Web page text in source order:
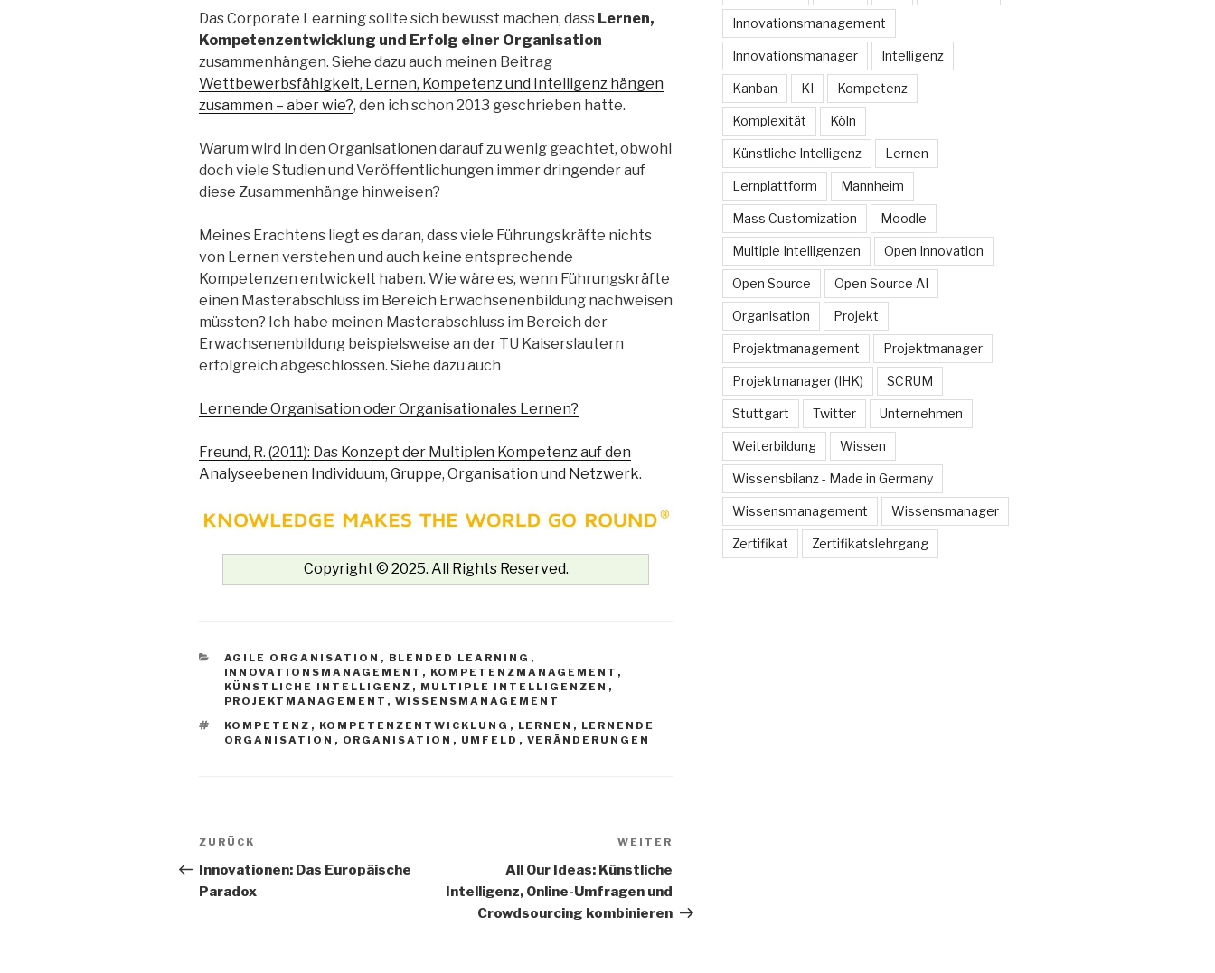
Das Corporate Learning sollte sich bewusst machen, dass Lernen,
Kompetenzentwicklung und Erfolg einer Organisation
zusammenhängen. Siehe dazu auch meinen Beitrag
Wettbewerbsfähigkeit, Lernen, Kompetenz und Intelligenz hängen
zusammen – aber wie?, den ich schon 2013 geschrieben hatte.
Warum wird in den Organisationen darauf zu wenig geachtet, obwohl
doch viele Studien und Veröffentlichungen immer dringender auf
diese Zusammenhänge hinweisen?
Meines Erachtens liegt es daran, dass viele Führungskräfte nichts
von Lernen verstehen und auch keine entsprechende
Kompetenzen entwickelt haben. Wie wäre es, wenn Führungskräfte
einen Masterabschluss im Bereich Erwachsenenbildung nachweisen
müssten? Ich habe meinen Masterabschluss im Bereich der
Erwachsenenbildung beispielsweise an der TU Kaiserslautern
erfolgreich abgeschlossen. Siehe dazu auch
Lernende Organisation oder Organisationales Lernen?
Freund, R. (2011): Das Konzept der Multiplen Kompetenz auf den
Analyseebenen Individuum, Gruppe, Organisation und Netzwerk.
Copyright © 2025. All Rights Reserved.
KATEGORIEN
AGILE ORGANISATION , BLENDED LEARNING ,
INNOVATIONSMANAGEMENT , KOMPETENZMANAGEMENT ,
KÜNSTLICHE INTELLIGENZ , MULTIPLE INTELLIGENZEN ,
PROJEKTMANAGEMENT , WISSENSMANAGEMENT
SCHLAGWÖRTER
KOMPETENZ , KOMPETENZENTWICKLUNG , LERNEN , LERNENDE
ORGANISATION , ORGANISATION , UMFELD , VERÄNDERUNGEN
Beitrags-
Navigation
Vorheriger
Beitrag
ZURÜCK
Innovationen: Das Europäische
Paradox
WEITER
All Our Ideas: Künstliche
Intelligenz, Online-Umfragen und
Crowdsourcing kombinieren
Innovationsmanagement
Innovationsmanager Intelligenz
Kanban KI Kompetenz
Komplexität Köln
Künstliche Intelligenz Lernen
Lernplattform Mannheim
Mass Customization Moodle
Multiple Intelligenzen Open Innovation
Open Source Open Source AI
Organisation Projekt
Projektmanagement Projektmanager
Projektmanager (IHK) SCRUM
Stuttgart Twitter Unternehmen
Weiterbildung Wissen
Wissensbilanz - Made in Germany
Wissensmanagement Wissensmanager
Zertifikat Zertifikatslehrgang